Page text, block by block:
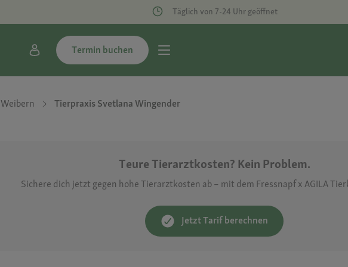
Täglich von 7-24 Uhr geöffnet
Termin buchen
Weibern Tierpraxis Svetlana Wingender
Teure Tierarztkosten? Kein Problem.
Sichere dich jetzt gegen hohe Tierarztkosten ab – mit dem Fressnapf x AGILA
Jetzt Tarif berechnen